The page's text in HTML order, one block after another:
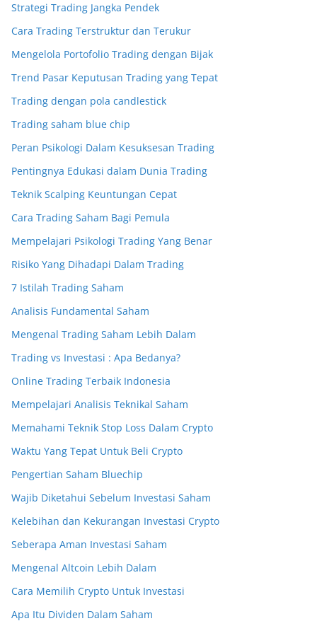
Strategi Trading Jangka Pendek
Cara Trading Terstruktur dan Terukur
Mengelola Portofolio Trading dengan Bijak
Trend Pasar Keputusan Trading yang Tepat
Trading dengan pola candlestick
Trading saham blue chip
Peran Psikologi Dalam Kesuksesan Trading
Pentingnya Edukasi dalam Dunia Trading
Teknik Scalping Keuntungan Cepat
Cara Trading Saham Bagi Pemula
Mempelajari Psikologi Trading Yang Benar
Risiko Yang Dihadapi Dalam Trading
7 Istilah Trading Saham
Analisis Fundamental Saham
Mengenal Trading Saham Lebih Dalam
Trading vs Investasi : Apa Bedanya?
Online Trading Terbaik Indonesia
Mempelajari Analisis Teknikal Saham
Memahami Teknik Stop Loss Dalam Crypto
Waktu Yang Tepat Untuk Beli Crypto
Pengertian Saham Bluechip
Wajib Diketahui Sebelum Investasi Saham
Kelebihan dan Kekurangan Investasi Crypto
Seberapa Aman Investasi Saham
Mengenal Altcoin Lebih Dalam
Cara Memilih Crypto Untuk Investasi
Apa Itu Dividen Dalam Saham